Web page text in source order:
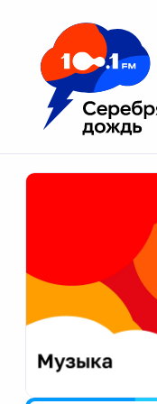
Москва 100.1 FM
Апатиты
Екатеринбург
Калининград
Калуга